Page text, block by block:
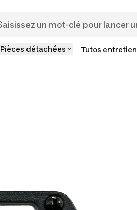
Pièces détachées Tutos entretien